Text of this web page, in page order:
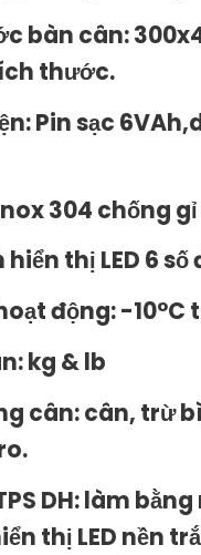
bàn cân:
thước.
Pin sạc
304 chống
thị LED 6
động: -10°C
kg & lb
cân: cân, trừ
DH: làm
thị LED nền